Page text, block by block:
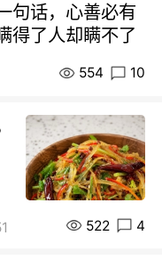
句话，心善必有
得了人却瞒不了
554 10
522 4